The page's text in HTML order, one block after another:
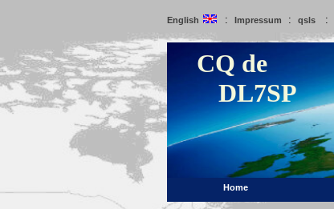
English : Impressum : qsls :
CQ de
DL7SP
Home